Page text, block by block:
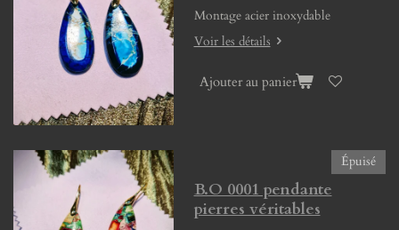
Montage acier inoxydable
Voir les détails
Ajouter au panier
Épuisé
B.O 0001 pendante
pierres véritables